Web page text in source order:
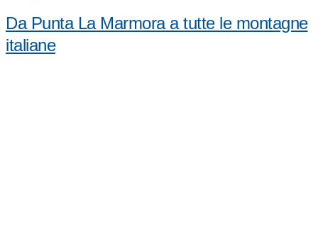
Da Punta La Marmora a tutte le montagne
italiane